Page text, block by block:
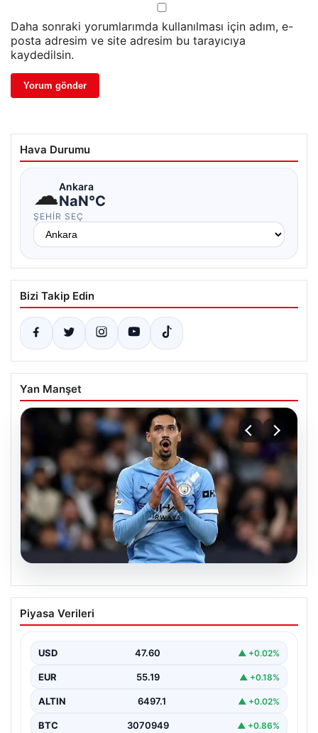
Daha sonraki yorumlarımda kullanılması için adım, e-
posta adresim ve site adresim bu tarayıcıya
kaydedilsin.
Hava Durumu
☁Ankara
NaN°C
ŞEHIR SEÇ
Bizi Takip Edin
Yan Manşet
04.08.2026
Galatasaray’a Orta Sahada Güç Katan
Dev Transfer: Manchester City’nin
Galatasaray, transfer çalışmalarını yoğunlaştırdığı yaz
kırmızılı yönetim, özellikle…
Piyasa Verileri
USD 47.60 ▲ +0.02%
EUR 55.19 ▲ +0.18%
ALTIN 6497.1 ▲ +0.02%
BTC 3070949 ▲ +0.86%